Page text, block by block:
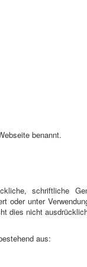
benannt.
schriftliche
oder unter
dies nicht
aus: